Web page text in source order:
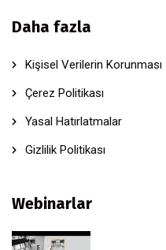
Daha fazla
Kişisel Verilerin Korunması
Çerez Politikası
Yasal Hatırlatmalar
Gizlilik Politikası
Webinarlar